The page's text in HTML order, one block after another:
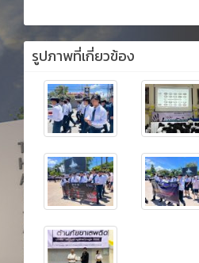
รูปภาพที่เกี่ยวข้อง